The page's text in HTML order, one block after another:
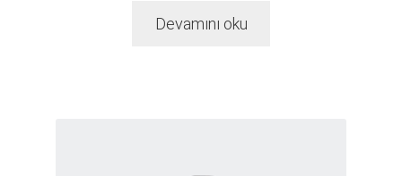
Devamını oku